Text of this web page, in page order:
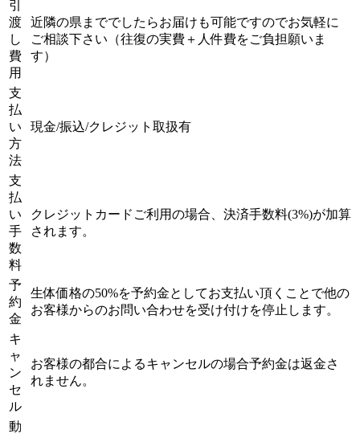
引
渡
し
費
用
近隣の県まででしたらお届けも可能ですのでお気軽に
ご相談下さい（往復の実費＋人件費をご負担願いま
す）
支
払
い
方
法
現金/振込/クレジット取扱有
支
払
い
手
数
料
クレジットカードご利用の場合、決済手数料(3%)が加算
されます。
予
約
金
生体価格の50%を予約金としてお支払い頂くことで他の
お客様からのお問い合わせを受け付けを停止します。
キ
ャ
ン
セ
ル
お客様の都合によるキャンセルの場合予約金は返金さ
れません。
動